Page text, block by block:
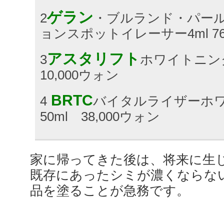
2ゲラン ・ブルランド・パー
ョンスポットイレーサー4ml
3アスタリフト ホワイトニ
10,000ウォン
4 BRTCバイタルライザーホ
50ml 38,000ウォン
家に帰ってきた後は、将来に生
既存にあったシミが濃くならな
品を塗ることが急務です。